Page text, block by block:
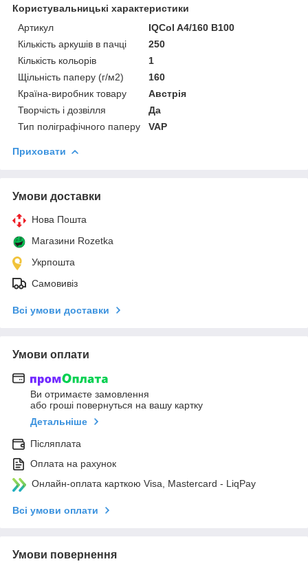
Користувальницькі характеристики
Артикул
IQCol A4/160 B100
Кількість аркушів в пачці
250
Кількість кольорів
1
Щільність паперу (г/м2)
160
Країна-виробник товару
Австрія
Творчість і дозвілля
Да
Тип поліграфічного паперу
VAP
Приховати
Умови доставки
Нова Пошта
Магазини Rozetka
Укрпошта
Самовивіз
Всі умови доставки
Умови оплати
Ви отримаєте замовлення
або гроші повернуться на вашу картку
Детальніше
Післяплата
Оплата на рахунок
Онлайн-оплата карткою Visa, Mastercard - LiqPay
Всі умови оплати
Умови повернення